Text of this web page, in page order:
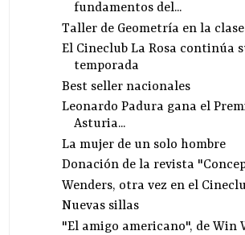
fundamentos del...
Taller de Geometría en la clase
El Cineclub La Rosa continúa
temporada
Best seller nacionales
Leonardo Padura gana el
Asturia...
La mujer de un solo hombre
Donación de la revista
Wenders, otra vez en el
Nuevas sillas
"El amigo americano", de Win